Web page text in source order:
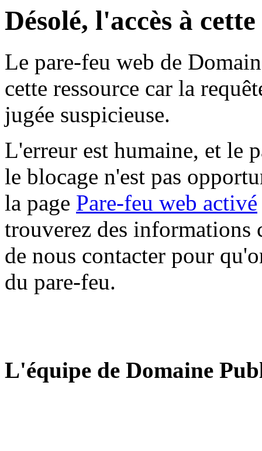
Désolé, l'accès à
Le pare-feu web de
cette ressource car la
jugée suspicieuse.
L'erreur est humaine, et le
le blocage n'est pas
la page Pare-feu web activé
trouverez des informations
de nous contacter pour
du pare-feu.
L'équipe de Domaine